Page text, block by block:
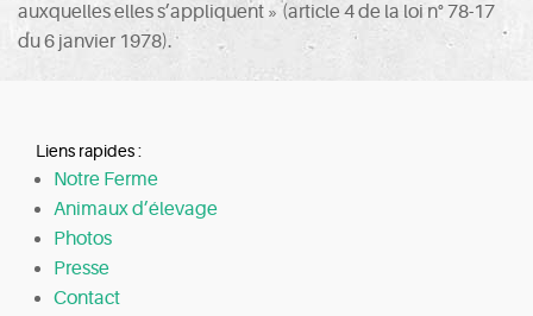
auxquelles elles s’appliquent » (article 4 de la loi n° 78-17
du 6 janvier 1978).
Liens rapides :
Notre Ferme
Animaux d’élevage
Photos
Presse
Contact